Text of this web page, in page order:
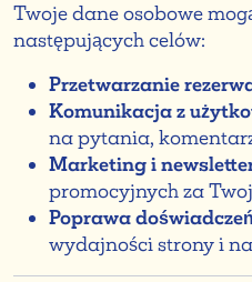
Twoje dane osobowe
następujących celów:
Przetwarzanie
Komunikacja z
na pytania,
Marketing i
promocyjnych za
Poprawa
wydajności strony i